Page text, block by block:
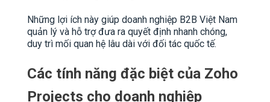
Những lợi ích này giúp doanh nghiệp B2B Việt Nam
quản lý và hỗ trợ đưa ra quyết định nhanh chóng,
duy trì mối quan hệ lâu dài với đối tác quốc tế.
Các tính năng đặc biệt của Zoho
Projects cho doanh nghiệp